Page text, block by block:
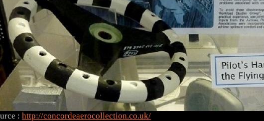
: http://concordeaerocollection.co.uk/